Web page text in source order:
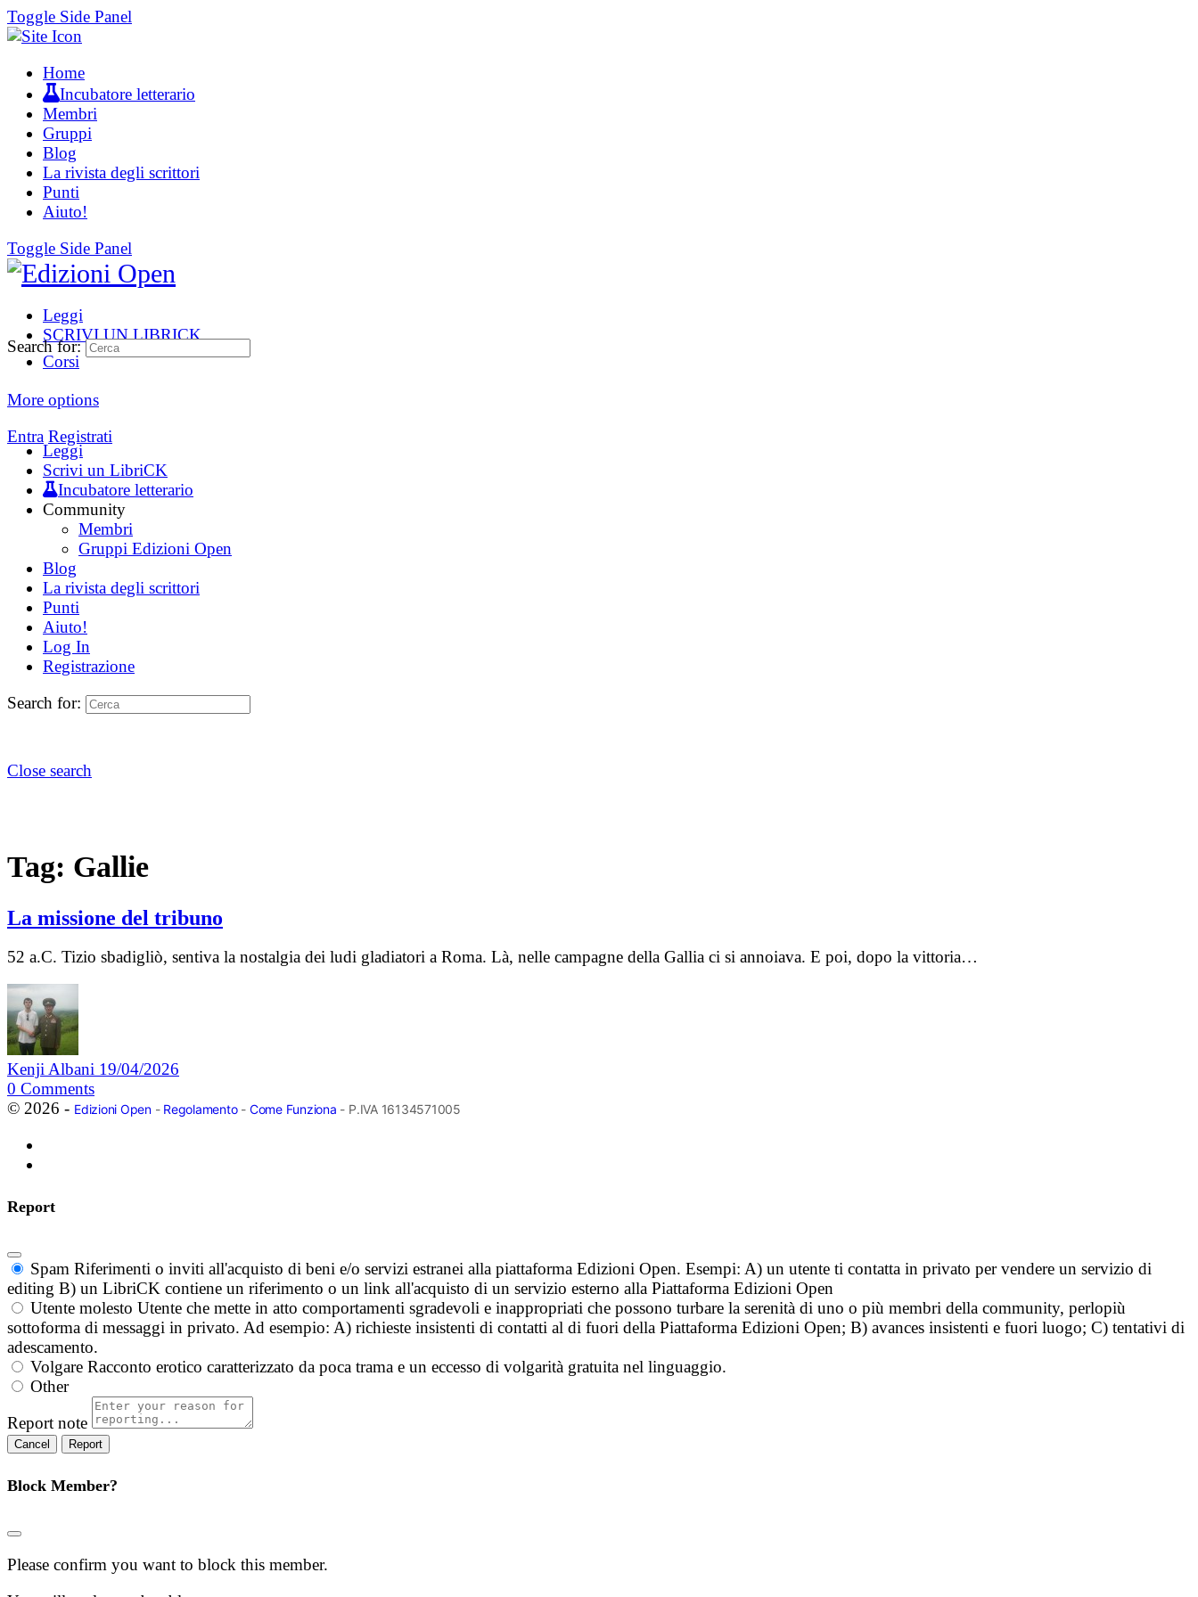
Toggle Side Panel
Home
Incubatore letterario
Membri
Gruppi
Blog
La rivista degli scrittori
Punti
Aiuto!
Toggle Side Panel
Leggi
SCRIVI UN LIBRICK
Corsi
More options
Entra Registrati
Search for:
Leggi
Scrivi un LibriCK
Incubatore letterario
Community
Membri
Gruppi Edizioni Open
Blog
La rivista degli scrittori
Punti
Aiuto!
Log In
Registrazione
Search for:
Close search
Tag: Gallie
La missione del tribuno
52 a.C. Tizio sbadigliò, sentiva la nostalgia dei ludi gladiatori a Roma. Là, nelle campagne della Gallia ci si annoiava. E poi, dopo la vittoria…
Kenji Albani 19/04/2026
0 Comments
© 2026 - Edizioni Open- Regolamento- Come Funziona - P.IVA 16134571005
Report
Spam Riferimenti o inviti all'acquisto di beni e/o servizi estranei alla piattaforma Edizioni Open. Esempi: A) un utente ti contatta in privato per vendere un servizio di
editing B) un LibriCK contiene un riferimento o un link all'acquisto di un servizio esterno alla Piattaforma Edizioni Open
Utente molesto Utente che mette in atto comportamenti sgradevoli e inappropriati che possono turbare la serenità di uno o più membri della community, perlopiù
sottoforma di messaggi in privato. Ad esempio: A) richieste insistenti di contatti al di fuori della Piattaforma Edizioni Open; B) avances insistenti e fuori luogo; C) tentativi di
adescamento.
Volgare Racconto erotico caratterizzato da poca trama e un eccesso di volgarità gratuita nel linguaggio.
Other
Report note
Report
Block Member?
Please confirm you want to block this member.